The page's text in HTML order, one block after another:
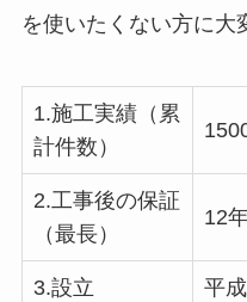
を使いたくない方に大
1.施工実績（累
計件数）
2.工事後の保証
（最長）
12
3.設立 平